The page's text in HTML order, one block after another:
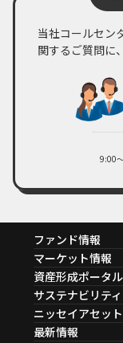
当社コールセン
関するご質問に
9:00
ファンド情報
ファンド情報TOP
基準価額一覧
ファンド検索
ファンド比較
決算カレンダー
海外休日カレン
マーケット情報
マーケット情報
マーケット指数
マーケットレポ
コラム
ファンドレポート
資産形成ポータル
資産形成ポータル
資産形成サービス
サステナビリティ
サステナビリテ
サステナビリテ
ニッセイアセッ
ニッセイアセット
最新情報